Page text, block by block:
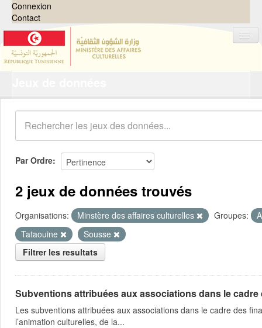
Connexion
Contact
Organisations
Groupes
Demandes 0
À propos
Par Ordre
2 jeux de données trouvés
Organisations: Minstère des affaires culturelles Groupes:
Tataouine
Sousse
Filtrer les resultats
Subventions attribuées aux associations dans le
Les subventions attribuées aux associations dans le cadre des
l’animation culturelles, de la...